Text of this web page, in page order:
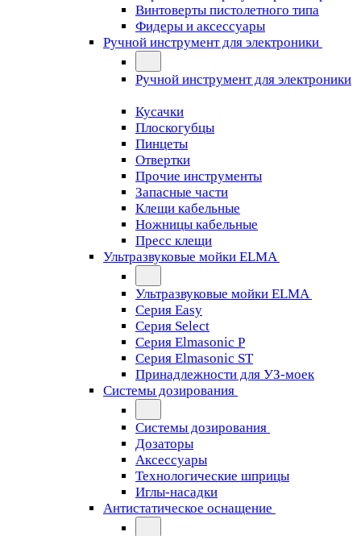
Винтоверты пистолетного типа
Фидеры и аксессуары
Ручной инструмент для электроники
Ручной инструмент для электроники
Кусачки
Плоскогубцы
Пинцеты
Отвертки
Прочие инструменты
Запасные части
Клещи кабельные
Ножницы кабельные
Пресс клещи
Ультразвуковые мойки ELMA
Ультразвуковые мойки ELMA
Серия Easy
Серия Select
Серия Elmasonic P
Серия Elmasonic ST
Принадлежности для УЗ-моек
Системы дозирования
Системы дозирования
Дозаторы
Аксессуары
Технологические шприцы
Иглы-насадки
Антистатическое оснащение